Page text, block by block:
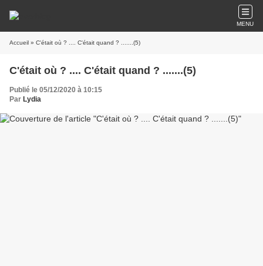
MENU
Accueil » C'était où ? .... C'était quand ? .......(5)
C'était où ? .... C'était quand ? .......(5)
Publié le 05/12/2020 à 10:15
Par Lydia